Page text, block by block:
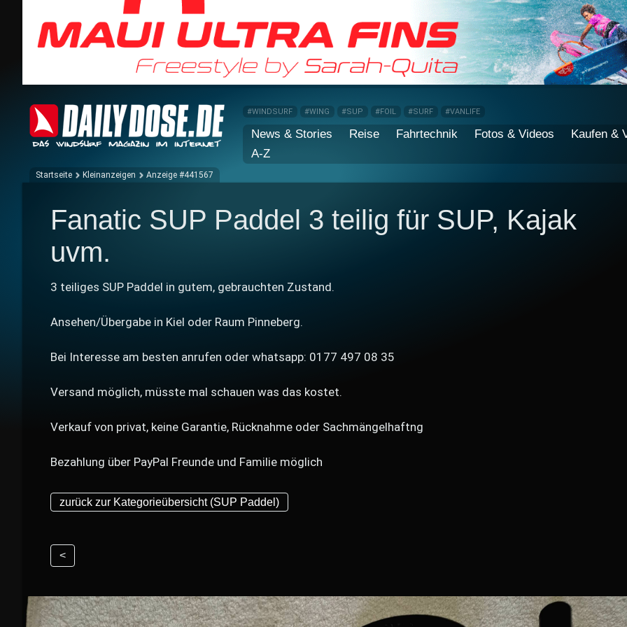
#WINDSURF #WING #SUP #FOIL #SURF #VANLIFE
News & Stories Reise Fahrtechnik Fotos & Videos
Kaufen &
A-Z
Startseite Kleinanzeigen Anzeige #441567
Fanatic SUP Paddel 3 teilig für SUP, Kajak
uvm.
3 teiliges SUP Paddel in gutem, gebrauchten Zustand.
Ansehen/Übergabe in Kiel oder Raum Pinneberg.
Bei Interesse am besten anrufen oder whatsapp: 0177 497 08 35
Versand möglich, müsste mal schauen was das kostet.
Verkauf von privat, keine Garantie, Rücknahme oder Sachmängelhaftng
Bezahlung über PayPal Freunde und Familie möglich
zurück zur Kategorieübersicht (SUP Paddel)
<